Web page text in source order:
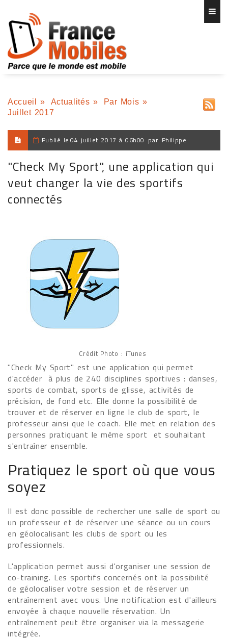
Accueil » Actualités » Par Mois »
Juillet 2017
Publié le 04 juillet 2017 à 06h00 par Philippe
"Check My Sport", une application qui
veut changer la vie des sportifs
connectés
Crédit Photo : iTunes
"Check My Sport" est une application qui permet
d'accéder à plus de 240 disciplines sportives : danses,
sports de combat, sports de glisse, activités de
précision, de fond etc. Elle donne la possibilité de
trouver et de réserver en ligne le club de sport, le
professeur ainsi que le coach. Elle met en relation des
personnes pratiquant le même sport et souhaitant
s'entraîner ensemble.
Pratiquez le sport où que vous
soyez
Il est donc possible de rechercher une salle de sport ou
un professeur et de réserver une séance ou un cours
en géolocalisant les clubs de sport ou les
professionnels.
L'application permet aussi d'organiser une session de
co-training. Les sportifs concernés ont la possibilité
de géolocaliser votre session et de réserver un
entraînement avec vous. Une notification est d'ailleurs
envoyée à chaque nouvelle réservation. Un
entraînement peut être organiser via la messagerie
intégrée.